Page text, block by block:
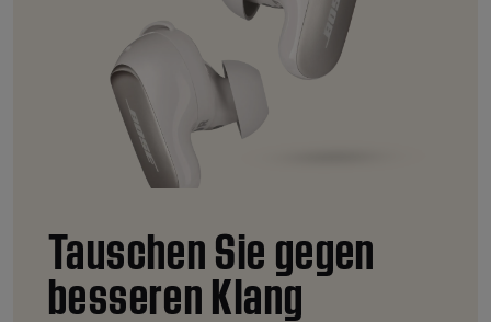
Tauschen Sie gegen
besseren Klang